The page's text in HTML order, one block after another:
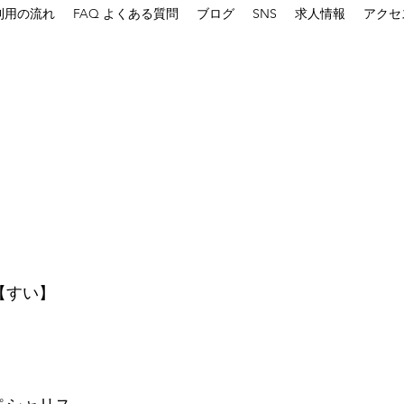
用の流れ FAQ よくある質問 ブログ SNS 求人情報 アク
い】